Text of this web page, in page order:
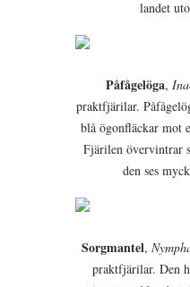
landet
Påfågelöga,
praktfjärilar.
blå ögonfläckar mot
Fjärilen övervintrar
den ses
Sorgmantel,
praktfjärilar. Den